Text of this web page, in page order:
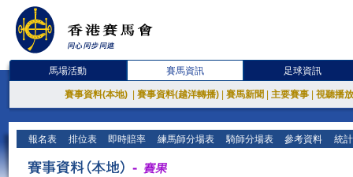
馬場活動 賽馬資訊 足球資訊
賽事資料(本地) 賽事資料(越洋轉播) 賽馬新聞 主要賽事 視聽播
報名表 排位表 即時賠率 練馬師分場表 騎師分場表 參考資料 統